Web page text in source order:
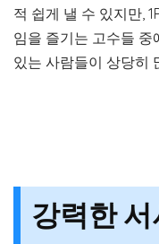
적 쉽게 낼 수 있지만,
임을 즐기는 고수들 중
있는 사람들이 상당히
강력한 서